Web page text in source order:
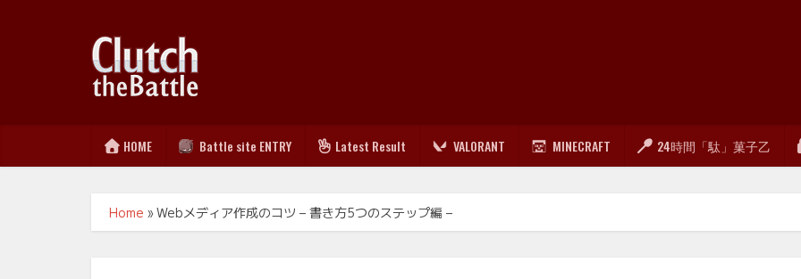
HOME Battle site ENTRY Latest Result VALORANT MINECRAFT 24時間「駄」菓子乙
Home » Webメディア作成のコツ – 書き方5つのステップ編 –